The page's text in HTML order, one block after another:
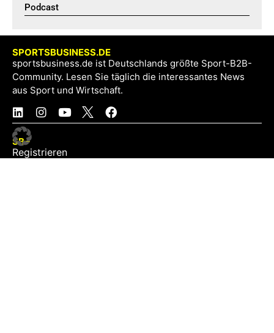
Podcast​
SPORTSBUSINESS.DE
sportsbusiness.de ist Deutschlands größte Sport-B2B-
Community. Lesen Sie täglich die interessantes News
aus Sport und Wirtschaft.
SB+
Registrieren